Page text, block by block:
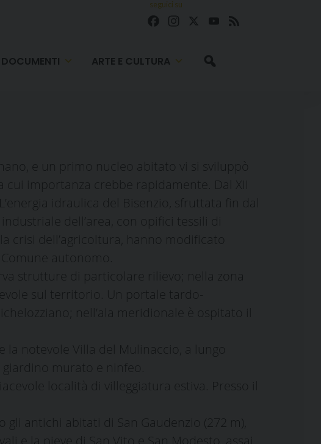
seguici su
FacebookInstagram YouTube
DOCUMENTI ARTE E CULTURA
e un primo nucleo abitato vi si sviluppò
cui importanza crebbe rapidamente. Dal XII
idraulica del Bisenzio, sfruttata fin dal
dell’area, con opifici tessili di
crisi dell’agricoltura, hanno modificato
autonomo.
strutture di particolare rilievo; nella zona
sul territorio. Un portale tardo-
nell’ala meridionale è ospitato il
notevole Villa del Mulinaccio, a lungo
murato e ninfeo.
località di villeggiatura estiva. Presso il
antichi abitati di San Gaudenzio (272 m),
e la pieve di San Vito e San Modesto, assai